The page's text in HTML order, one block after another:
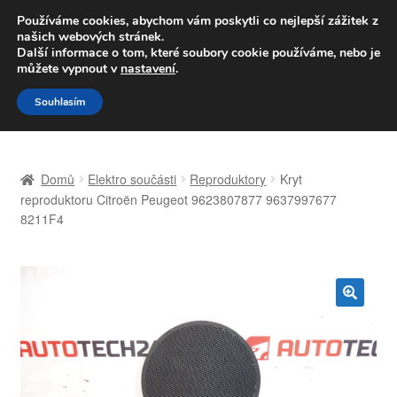
DOPRAVA od 139,-Kč
Volejte po-pá 9-16 704 494 494
Přeskočit
na
navigaci
Přejít
k
obsahu
Celosvětová doprava
Můj účet
Domů Elektro součásti Reproduktory
Kryt
reproduktoru Citroën Peugeot 9623807877 9637997677
8211F4
Používáme cookies, abychom vám poskytli co nejlepší zážitek z
našich webových stránek.
Další informace o tom, které soubory cookie používáme, nebo je
můžete vypnout v nastavení.
Souhlasím